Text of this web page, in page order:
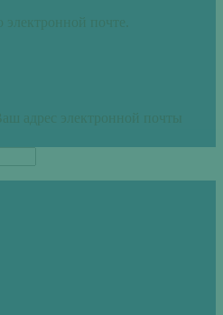
почте.
адрес электронной почты